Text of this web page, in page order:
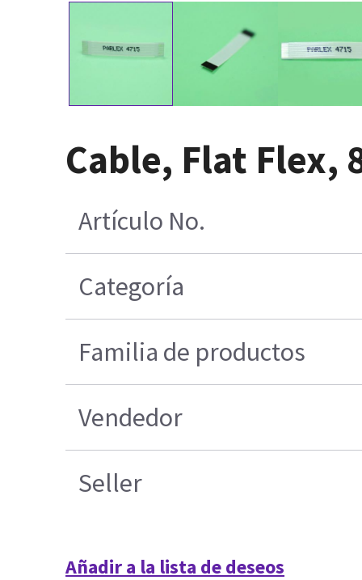
Cable, Flat Flex,
Artículo No.
Categoría
Familia de productos
Vendedor
Seller
Añadir a la lista de deseos